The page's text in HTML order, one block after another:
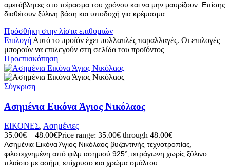
αμετάβλητες στο πέρασμα του χρόνου και να μην μαυρίζουν. Επίσης
διαθέτουν ξύλινη βάση και υποδοχή για κρέμασμα.
Πρόσθήκη στην λίστα επιθυμιών
Επιλογή Αυτό το προϊόν έχει πολλαπλές παραλλαγές. Οι επιλογές
μπορούν να επιλεγούν στη σελίδα του προϊόντος
Προεπισκόπηση
Σύγκριση
Ασημένια Εικόνα Άγιος Νικόλαος
ΕΙΚΟΝΕΣ, Ασημένιες
35.00€ – 48.00€Price range: 35.00€ through 48.00€
Ασημένια Εικόνα Άγιος Νικόλαος βυζαντινής τεχνοτροπίας,
φιλοτεχνημένη από φιλμ ασημιού 925°,τετράγωνη χωρίς ξύλινο
πλαίσιο με ασήμι, επίχρυσο και χρώμα σμάλτου.